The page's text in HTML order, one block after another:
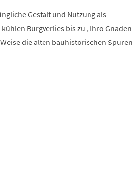
Gestalt und Nutzung als
Burgverlies bis zu „Ihro Gnaden
die alten bauhistorischen Spuren